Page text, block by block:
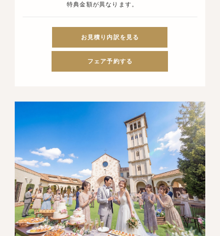
特典金額が異なります。
お見積り内訳を見る
フェア予約する